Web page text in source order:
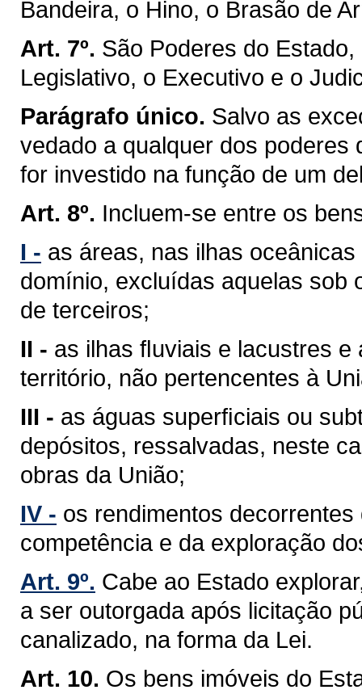
Bandeira, o Hino, o Brasão de
Art. 7º. São Poderes do
Legislativo, o Executivo e o
Parágrafo único. Salvo as
vedado a qualquer dos poderes
for investido na função de um
Art. 8º. Incluem-se entre os
I - as áreas, nas ilhas
domínio, excluídas aquelas sob
de terceiros;
II - as ilhas ﬂuviais e lacustres
território, não pertencentes à
III - as águas superﬁciais ou
depósitos, ressalvadas, neste
obras da União;
IV - os rendimentos
competência e da exploração
Art. 9º. Cabe ao Estado
a ser outorgada após licitação
canalizado, na forma da Lei.
Art. 10. Os bens imóveis do